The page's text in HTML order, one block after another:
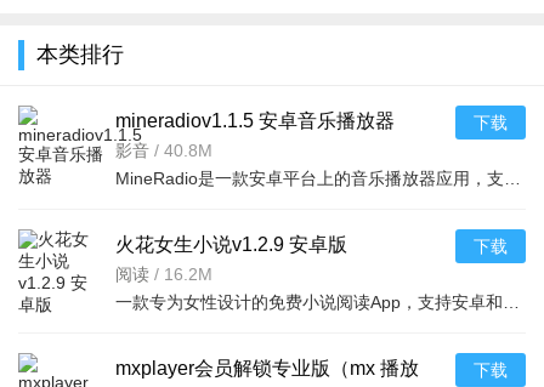
本类排行
mineradiov1.1.5 安卓音乐播放器
影音 / 40.8M
MineRadio是一款安卓平台上的音乐播放器应用，支持多种音频格式，界面简洁操作方便，提供流畅的音乐体验，适
下载
火花女生小说v1.2.9 安卓版
阅读 / 16.2M
一款专为女性设计的免费小说阅读App，支持安卓和苹果系统，海量言情、校园、都市小说免费看，
下载
mxplayer会员解锁专业版（mx 播放
下载